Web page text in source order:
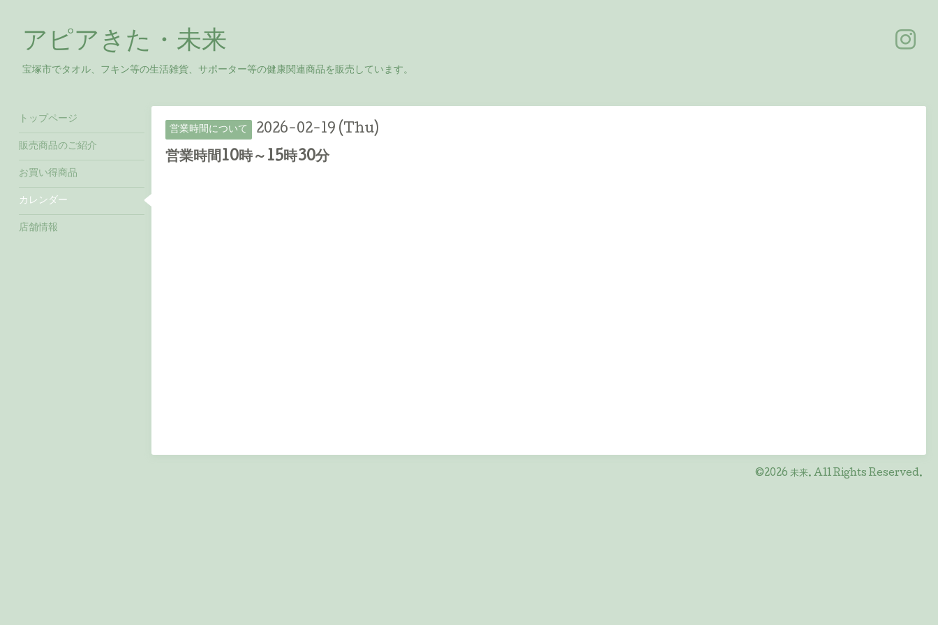
アピアきた・未来
宝塚市でタオル、フキン等の生活雑貨、サポーター等の健康関連商品を販売しています。
営業時間について 2026-02-19 (Thu)
営業時間10時～15時30分
©2026 未来. All Rights Reserved.
トップページ
販売商品のご紹介
お買い得商品
カレンダー
店舗情報